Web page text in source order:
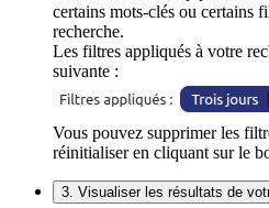
certains mots-clés ou certains
recherche.
Les filtres appliqués à votre
suivante :
Vous pouvez supprimer les
réinitialiser en cliquant sur le
3. Visualiser les résultats de